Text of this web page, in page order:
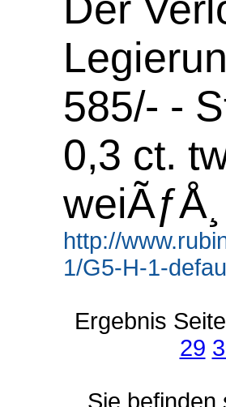
585/- -
0,3 ct.
weiÃƒÅ¸
http://
1/G5-H-1-
Ergebnis
29
Sie befinden